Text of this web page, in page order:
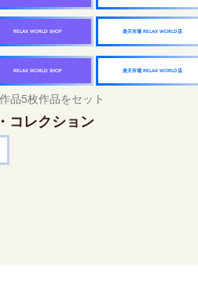
楽天市場 RELAX WORLD店
RELAX WORLD SHOP
楽天市場 RELAX WORLD店
RELAX WORLD SHOP
品5枚作品をセット
コレクション